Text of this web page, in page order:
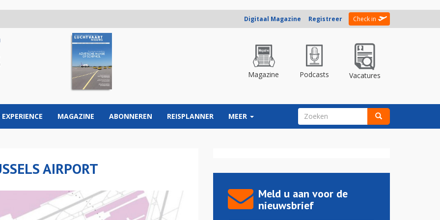
Digitaal Magazine Registreer Check in
Magazine Podcasts Vacatures
EXPERIENCE MAGAZINE ABONNEREN REISPLANNER MEER ZOEKVELD
AIRPORT
Meld u aan voor de
nieuwsbrief